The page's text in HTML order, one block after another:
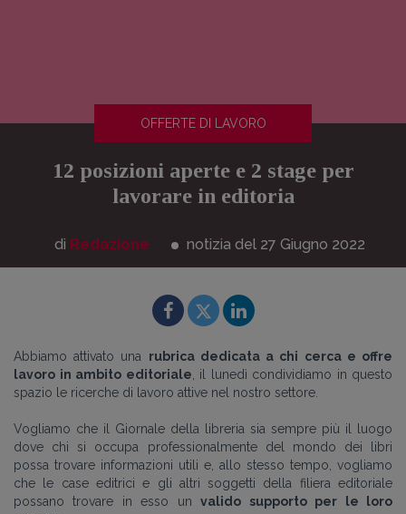
OFFERTE DI LAVORO
12 posizioni aperte e 2 stage per
lavorare in editoria
di Redazione notizia del 27 Giugno 2022
Abbiamo attivato una rubrica dedicata a chi cerca e offre
lavoro in ambito editoriale , il lunedì condividiamo in questo
spazio le ricerche di lavoro attive nel nostro settore.
Vogliamo che il Giornale della libreria sia sempre più il luogo
dove chi si occupa professionalmente del mondo dei libri
possa trovare informazioni utili e, allo stesso tempo, vogliamo
che le case editrici e gli altri soggetti della filiera editoriale
possano trovare in esso unvalido supporto per le loro